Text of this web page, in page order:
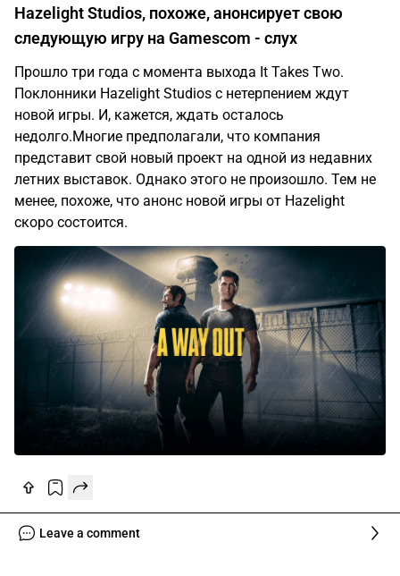
Hazelight Studios, похоже, анонсирует свою
следующую игру на Gamescom - слух
Прошло три года с момента выхода It Takes Two.
Поклонники Hazelight Studios с нетерпением ждут
новой игры. И, кажется, ждать осталось
недолго.Многие предполагали, что компания
представит свой новый проект на одной из недавних
летних выставок. Однако этого не произошло. Тем не
менее, похоже, что анонс новой игры от Hazelight
скоро состоится.
Leave a comment